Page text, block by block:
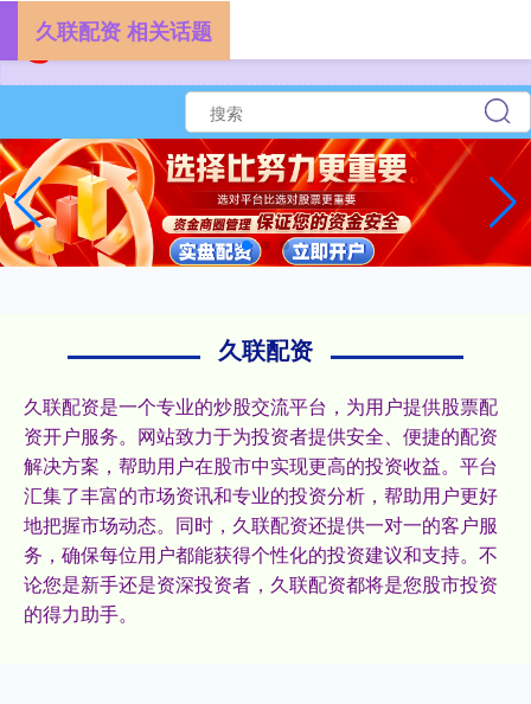
久联配资
久联配资是一个专业的炒股交流平台，为用户提供股票配
资开户服务。网站致力于为投资者提供安全、便捷的配资
解决方案，帮助用户在股市中实现更高的投资收益。平台
汇集了丰富的市场资讯和专业的投资分析，帮助用户更好
地把握市场动态。同时，久联配资还提供一对一的客户服
务，确保每位用户都能获得个性化的投资建议和支持。不
论您是新手还是资深投资者，久联配资都将是您股市投资
的得力助手。
久联配资 相关话题